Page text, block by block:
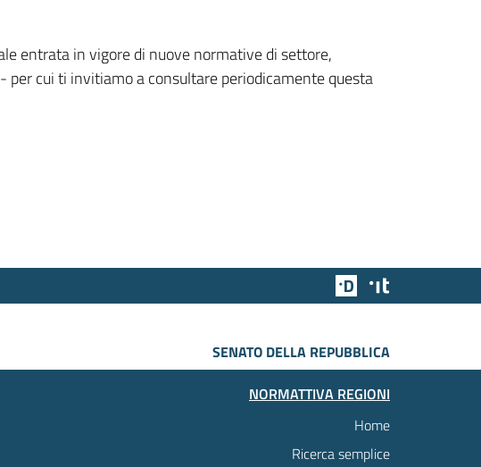
entrata in vigore di nuove normative di settore,
cui ti invitiamo a consultare periodicamente questa
Team Digitale
SENATO DELLA REPUBBLICA
NORMATTIVA REGIONI
Home
Ricerca semplice